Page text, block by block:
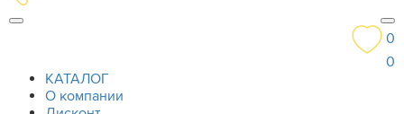
0
0
КАТАЛОГ
О компании